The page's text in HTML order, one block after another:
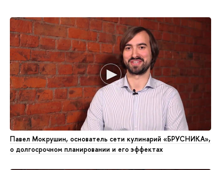
Павел Мокрушин, основатель сети кулинарий «БРУСНИКА»,
о долгосрочном планировании и его эффектах